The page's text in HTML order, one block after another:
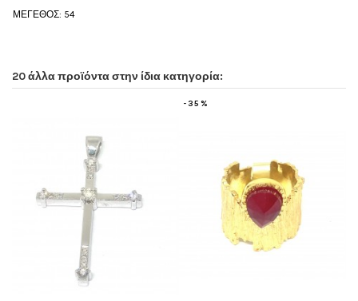
ΜΕΓΕΘΟΣ: 54
20 άλλα προϊόντα στην ίδια κατηγορία: